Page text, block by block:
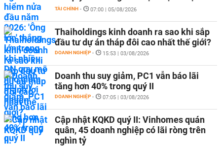
TÀI CHÍNH - 07:00 | 05/08/2026
Thaiholdings kinh doanh ra sao khi sắp
đầu tư dự án tháp đôi cao nhất thế giới?
DOANH NGHIỆP - 15:53 | 03/08/2026
Doanh thu suy giảm, PC1 vẫn báo lãi
tăng hơn 40% trong quý II
DOANH NGHIỆP - 07:05 | 03/08/2026
Cập nhật KQKD quý II: Vinhomes quán
quân, 45 doanh nghiệp có lãi ròng trên
nghìn tỷ